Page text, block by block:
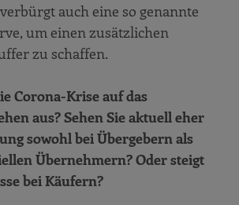
auch eine so genannte
um einen zusätzlichen
zu schaffen.
Corona-Krise auf das
aus? Sehen Sie aktuell eher
sowohl bei Übergebern als
Übernehmern? Oder steigt
bei Käufern?